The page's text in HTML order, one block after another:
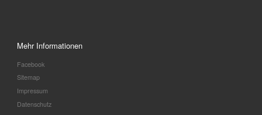
Mehr Informationen
Facebook
Sitemap
Impressum
Datenschutz